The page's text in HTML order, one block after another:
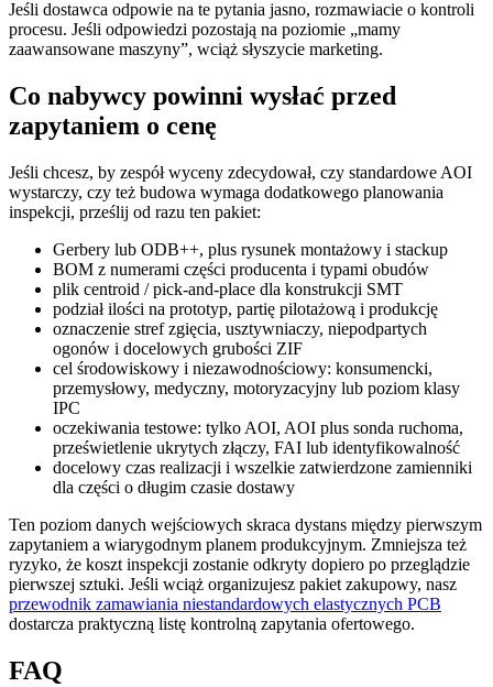
Jeśli dostawca odpowie na te pytania jasno, rozmawiacie o kontroli
procesu. Jeśli odpowiedzi pozostają na poziomie „mamy
zaawansowane maszyny”, wciąż słyszycie marketing.
Co nabywcy powinni wysłać przed
zapytaniem o cenę
Jeśli chcesz, by zespół wyceny zdecydował, czy standardowe AOI
wystarczy, czy też budowa wymaga dodatkowego planowania
inspekcji, prześlij od razu ten pakiet:
Gerbery lub ODB++, plus rysunek montażowy i stackup
BOM z numerami części producenta i typami obudów
plik centroid / pick-and-place dla konstrukcji SMT
podział ilości na prototyp, partię pilotażową i produkcję
oznaczenie stref zgięcia, usztywniaczy, niepodpartych
ogonów i docelowych grubości ZIF
cel środowiskowy i niezawodnościowy: konsumencki,
przemysłowy, medyczny, motoryzacyjny lub poziom klasy
IPC
oczekiwania testowe: tylko AOI, AOI plus sonda ruchoma,
prześwietlenie ukrytych złączy, FAI lub identyfikowalność
docelowy czas realizacji i wszelkie zatwierdzone zamienniki
dla części o długim czasie dostawy
Ten poziom danych wejściowych skraca dystans między pierwszym
zapytaniem a wiarygodnym planem produkcyjnym. Zmniejsza też
ryzyko, że koszt inspekcji zostanie odkryty dopiero po przeglądzie
pierwszej sztuki. Jeśli wciąż organizujesz pakiet zakupowy, nasz
przewodnik zamawiania niestandardowych elastycznych PCB
dostarcza praktyczną listę kontrolną zapytania ofertowego.
FAQ